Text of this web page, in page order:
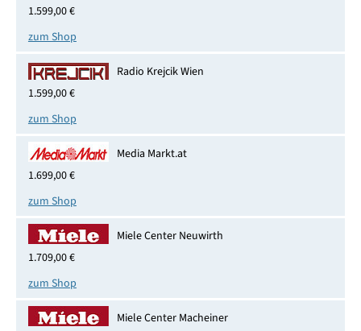
1.599,00 €
zum Shop
Radio Krejcik Wien
1.599,00 €
zum Shop
Media Markt.at
1.699,00 €
zum Shop
Miele Center Neuwirth
1.709,00 €
zum Shop
Miele Center Macheiner